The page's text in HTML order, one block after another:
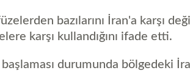
bazılarını İran'a karşı
karşı kullandığını ifade etti.
başlaması durumunda bölgedeki